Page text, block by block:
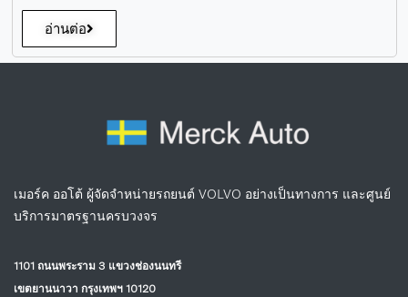
อ่านต่อ
เมอร์ค ออโต้ ผู้จัดจำหน่ายรถยนต์ VOLVO อย่างเป็นทางการ และศูนย์
บริการมาตรฐานครบวงจร
1101 ถนนพระราม 3 แขวงช่องนนทรี
เขตยานนาวา กรุงเทพฯ 10120